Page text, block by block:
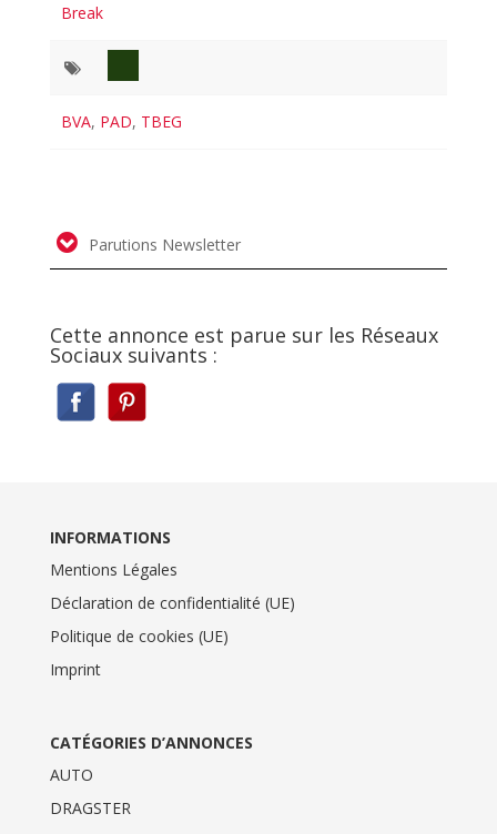
Break
BVA, PAD, TBEG
Parutions Newsletter
Cette annonce est parue sur les Réseaux
Sociaux suivants :
INFORMATIONS
Mentions Légales
Déclaration de confidentialité (UE)
Politique de cookies (UE)
Imprint
CATÉGORIES D’ANNONCES
AUTO
DRAGSTER